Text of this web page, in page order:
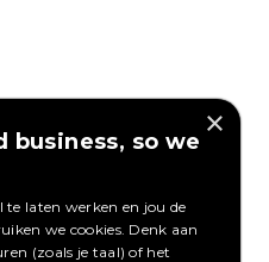
premie via
×
business, so we
laten werken en jou de
we cookies. Denk aan
(zoals je taal) of het